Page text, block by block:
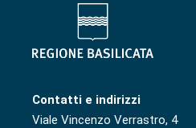
Contatti e indirizzi
Viale Vincenzo Verrastro, 4